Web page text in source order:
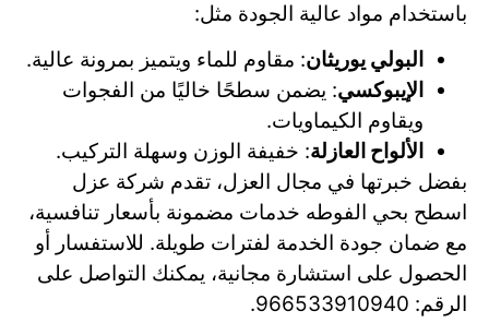
باستخدام مواد عالية الجودة مثل:
البولي يوريثان: مقاوم للماء ويتميز بمرونة عالية.
الإيبوكسي: يضمن سطحًا خاليًا من الفجوات
ويقاوم الكيماويات.
الألواح العازلة: خفيفة الوزن وسهلة التركيب.
بفضل خبرتها في مجال العزل، تقدم شركة عزل
اسطح بحي الفوطه خدمات مضمونة بأسعار تنافسية،
مع ضمان جودة الخدمة لفترات طويلة. للاستفسار أو
الحصول على استشارة مجانية، يمكنك التواصل على
الرقم: 966533910940.